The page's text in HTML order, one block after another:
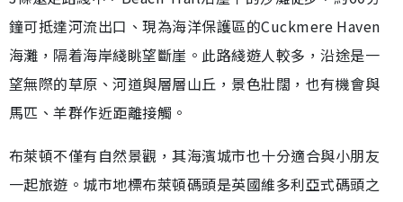
鐘可抵達河流出口、現為海洋保護區的Cuckmere Haven
海灘，隔着海岸綫眺望斷崖。此路綫遊人較多，沿途是一
望無際的草原、河道與層層山丘，景色壯闊，也有機會與
馬匹、羊群作近距離接觸。
布萊頓不僅有自然景觀，其海濱城市也十分適合與小朋友
一起旅遊。城市地標布萊頓碼頭是英國維多利亞式碼頭之